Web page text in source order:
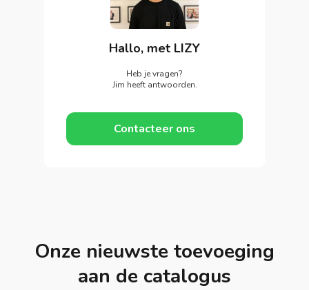
Hallo, met LIZY
Heb je vragen?
Jim heeft antwoorden.
Contacteer ons
Onze nieuwste toevoeging
aan de catalogus